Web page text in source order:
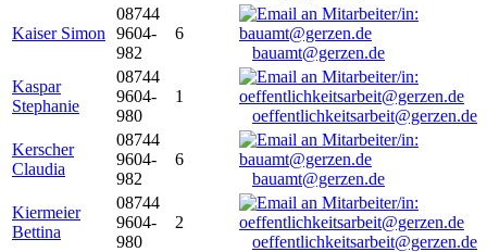
Kaiser Simon
08744
9604-
982
6
bauamt@gerzen.de
Kaspar
Stephanie
08744
9604-
980
1
oeffentlichkeitsarbeit@gerzen.de
Kerscher
Claudia
08744
9604-
982
6
bauamt@gerzen.de
Kiermeier
Bettina
08744
9604-
980
2
oeffentlichkeitsarbeit@gerzen.de